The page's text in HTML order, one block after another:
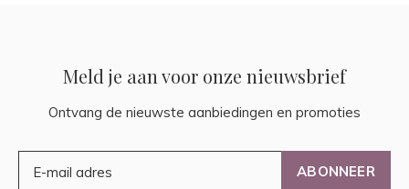
Meld je aan voor onze nieuwsbrief
Ontvang de nieuwste aanbiedingen en promoties
ABONNEER